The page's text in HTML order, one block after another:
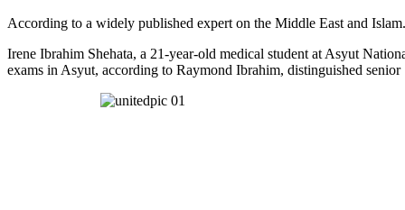
According to a widely published expert on the Middle East and Islam.
Irene Ibrahim Shehata, a 21-year-old medical student at Asyut
exams in Asyut, according to Raymond Ibrahim, distinguished